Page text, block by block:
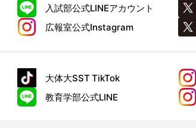
入試部公式LINEアカウント
広報室公式Instagram
大体大SSTTikTok
教育学部公式LINE